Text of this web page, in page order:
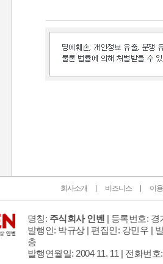
회사소개 비즈니스 이
명칭: 주식회사 인벤 | 등록번호: 경
발행인: 박규상 | 편집인: 강민우 |
층
발행연월일: 2004 11. 11 | 전화번호